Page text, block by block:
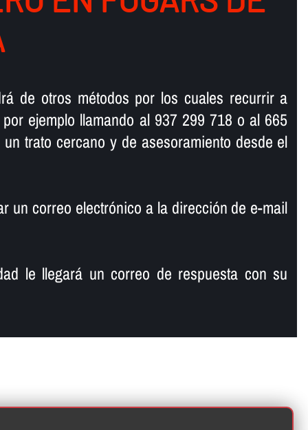
de otros métodos por los cuales recurrir a
ejemplo llamando al 937 299 718 o al 665
trato cercano y de asesoramiento desde el
un correo electrónico a la dirección de e-mail
le llegará un correo de respuesta con su